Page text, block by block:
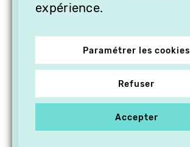
expérience.
Paramétrer les cookies
Refuser
Accepter